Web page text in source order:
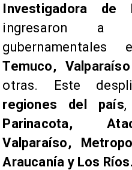
Investigadora de
ingresaron a
Temuco,
otras. Este
regiones del país,
Parinacota,
Valparaíso,
Araucanía y Los Ríos.